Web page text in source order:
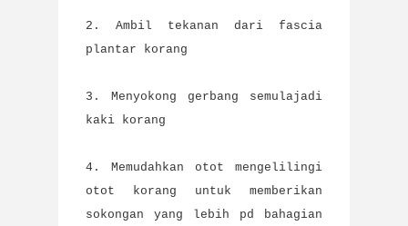
2. Ambil tekanan dari fascia
plantar korang
3. Menyokong gerbang semulajadi
kaki korang
4. Memudahkan otot mengelilingi
otot korang untuk memberikan
sokongan yang lebih pd bahagian